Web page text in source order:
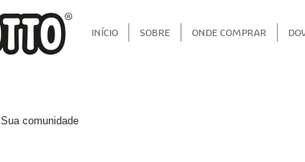
INÍCIO SOBRE ONDE COMPRAR
Sua comunidade